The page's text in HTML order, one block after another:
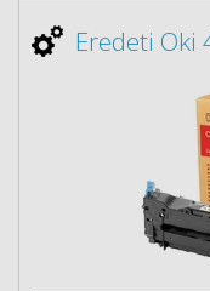
Eredeti Oki